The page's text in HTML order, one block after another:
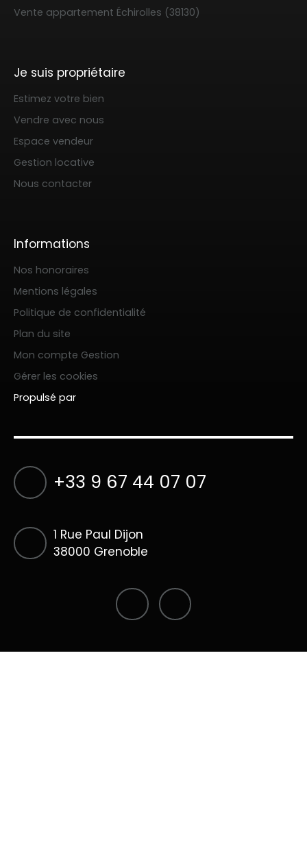
Vente appartement Échirolles (38130)
Je suis propriétaire
Estimez votre bien
Vendre avec nous
Espace vendeur
Gestion locative
Nous contacter
Informations
Nos honoraires
Mentions légales
Politique de confidentialité
Plan du site
Mon compte Gestion
Gérer les cookies
Propulsé par
+33 9 67 44 07 07
1 Rue Paul Dijon
38000 Grenoble